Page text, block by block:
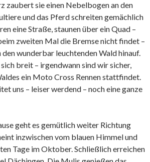
zaubert sie einen Nebelbogen an den
und das Pferd schreiten gemächlich
eine Straße, staunen über ein Quad –
zweiten Mal die Bremse nicht findet –
den wunderbar leuchtenden Wald hinauf.
breit – irgendwann sind wir sicher,
ein Moto Cross Rennen stattfindet.
uns – leiser werdend – noch eine ganze
geht es gemütlich weiter Richtung
inzwischen vom blauen Himmel und
Tage im Oktober. Schließlich erreichen